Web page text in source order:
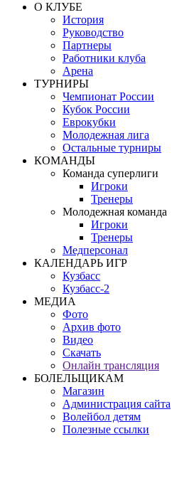
О КЛУБЕ
История
Руководство
Партнеры
Работники клуба
Арена
ТУРНИРЫ
Чемпионат России
Кубок России
Еврокубки
Молодежная лига
Остальные турниры
КОМАНДЫ
Команда суперлиги
Игроки
Тренеры
Молодежная команда
Игроки
Тренеры
Медперсонал
КАЛЕНДАРЬ ИГР
Кузбасс
Кузбасс-2
МЕДИА
Фото
Архив фото
Видео
Скачать
Онлайн трансляция
БОЛЕЛЬЩИКАМ
Магазин
Администрация сайта
Волейбол детям
Полезные ссылки